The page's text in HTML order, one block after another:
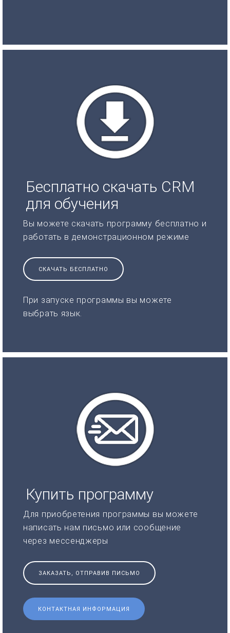
Бесплатно скачать CRM
для обучения
Вы можете скачать программу бесплатно и
работать в демонстрационном режиме
СКАЧАТЬ БЕСПЛАТНО
При запуске программы вы можете
выбрать язык.
Купить программу
Для приобретения программы вы можете
написать нам письмо или сообщение
через мессенджеры
ЗАКАЗАТЬ, ОТПРАВИВ ПИСЬМО
КОНТАКТНАЯ ИНФОРМАЦИЯ